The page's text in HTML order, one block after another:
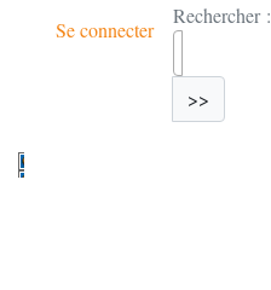
Se connecter
Rechercher :
>>